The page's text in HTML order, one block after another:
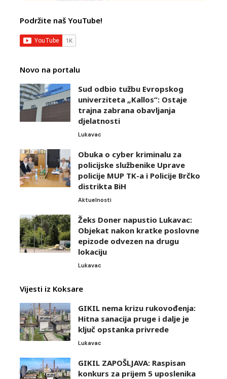
Podržite naš YouTube!
Novo na portalu
Sud odbio tužbu Evropskog
univerziteta „Kallos“: Ostaje
trajna zabrana obavljanja
djelatnosti
Lukavac
Obuka o cyber kriminalu za
policijske službenike Uprave
policije MUP TK-a i Policije Brčko
distrikta BiH
Aktuelnosti
Žeks Doner napustio Lukavac:
Objekat nakon kratke poslovne
epizode odvezen na drugu
lokaciju
Lukavac
Vijesti iz Koksare
GIKIL nema krizu rukovođenja:
Hitna sanacija pruge i dalje je
ključ opstanka privrede
Lukavac
GIKIL ZAPOŠLJAVA: Raspisan
konkurs za prijem 5 uposlenika